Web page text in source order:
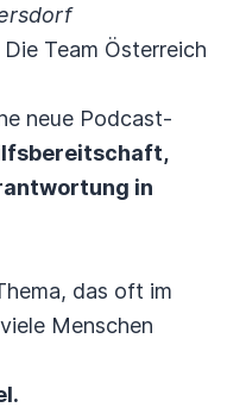
Team Österreich
neue Podcast-
in
das oft im
Menschen